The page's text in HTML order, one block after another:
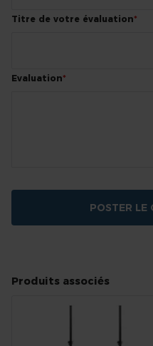
Titre de votre évaluation
Evaluation
POSTER LE
Produits associés